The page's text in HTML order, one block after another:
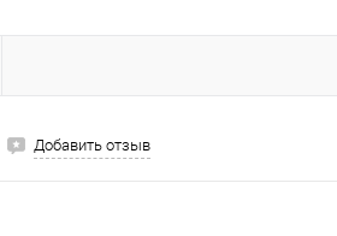
Добавить отзыв